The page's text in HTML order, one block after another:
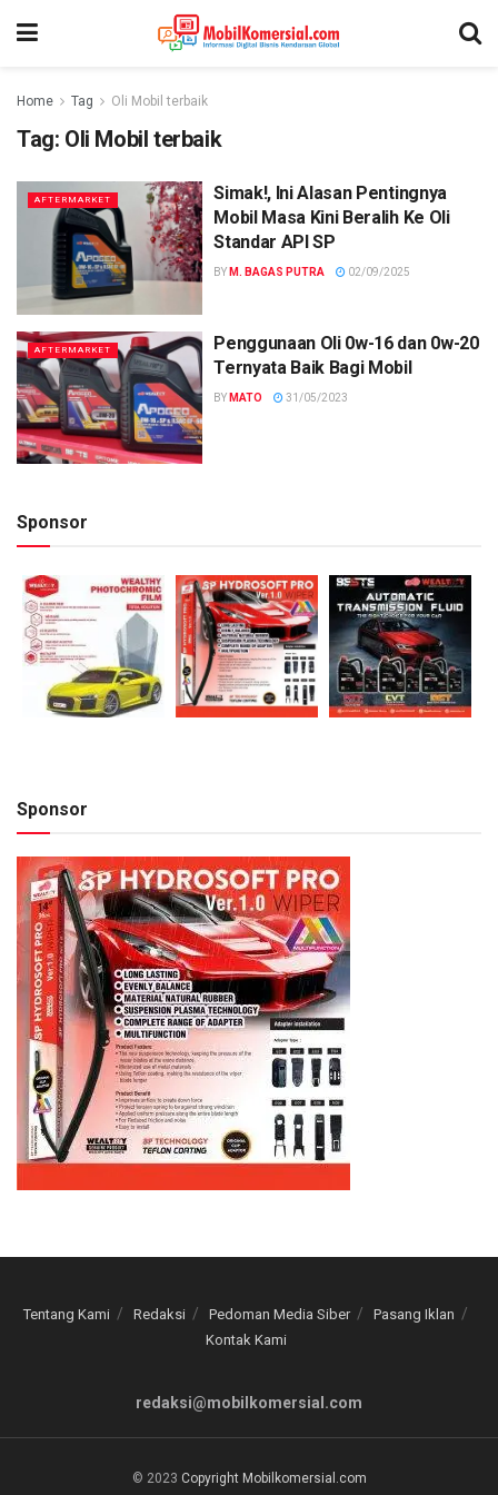
Home Tag Oli Mobil terbaik
Tag: Oli Mobil terbaik
AFTERMARKET
Simak!, Ini Alasan Pentingnya
Mobil Masa Kini Beralih Ke Oli
Standar API SP
BY M. BAGAS PUTRA 02/09/2025
AFTERMARKET
Penggunaan Oli 0w-16 dan 0w-20
Ternyata Baik Bagi Mobil
BY MATO 31/05/2023
Sponsor
Sponsor
Tentang Kami Redaksi Pedoman Media Siber
Pasang Iklan
Kontak Kami
redaksi@mobilkomersial.com
© 2023 Copyright Mobilkomersial.com